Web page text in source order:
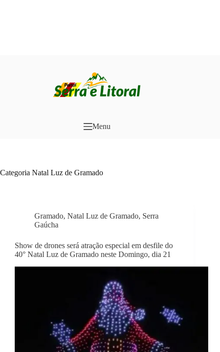
Menu
Categoria Natal Luz de Gramado
Gramado, Natal Luz de Gramado, Serra
Gaúcha
Show de drones será atração especial em desfile do
40° Natal Luz de Gramado neste Domingo, dia 21